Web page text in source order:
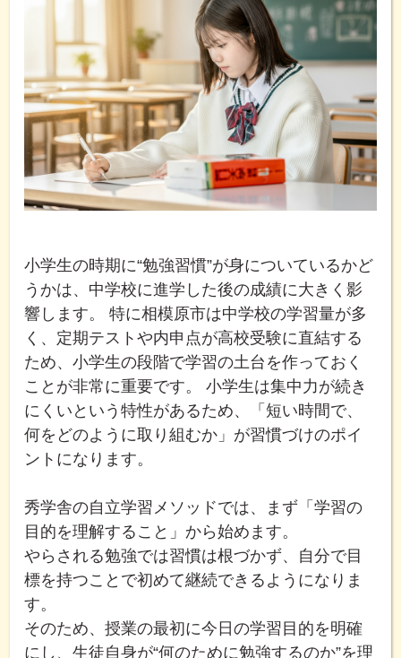
小学生の時期に“勉強習慣”が身についているかど
うかは、中学校に進学した後の成績に大きく影
響します。 特に相模原市は中学校の学習量が多
く、定期テストや内申点が高校受験に直結する
ため、小学生の段階で学習の土台を作っておく
ことが非常に重要です。 小学生は集中力が続き
にくいという特性があるため、「短い時間で、
何をどのように取り組むか」が習慣づけのポイ
ントになります。
秀学舎の自立学習メソッドでは、まず「学習の
目的を理解すること」から始めます。
やらされる勉強では習慣は根づかず、自分で目
標を持つことで初めて継続できるようになりま
す。
そのため、授業の最初に今日の学習目的を明確
にし、生徒自身が“何のために勉強するのか”を理